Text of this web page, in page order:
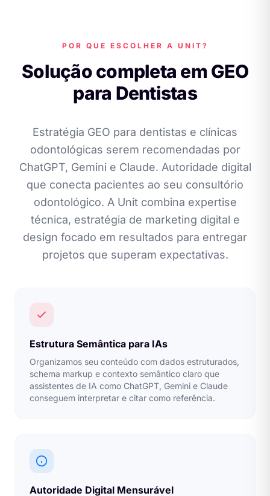
POR QUE ESCOLHER A UNIT?
Solução completa em GEO
para Dentistas
Estratégia GEO para dentistas e clínicas
odontológicas serem recomendadas por
ChatGPT, Gemini e Claude. Autoridade digital
que conecta pacientes ao seu consultório
odontológico. A Unit combina expertise
técnica, estratégia de marketing digital e
design focado em resultados para entregar
projetos que superam expectativas.
Estrutura Semântica para IAs
Organizamos seu conteúdo com dados estruturados,
schema markup e contexto semântico claro que
assistentes de IA como ChatGPT, Gemini e Claude
conseguem interpretar e citar como referência.
Autoridade Digital Mensurável